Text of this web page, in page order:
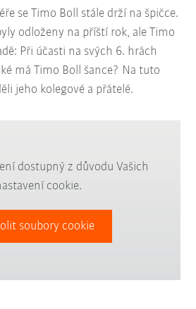
se Timo Boll stále drží na špičce.
odloženy na příští rok, ale Timo
Při účasti na svých 6. hrách
má Timo Boll šance? Na tuto
jeho kolegové a přátelé.
dostupný z důvodu Vašich
cookie.
soubory cookie